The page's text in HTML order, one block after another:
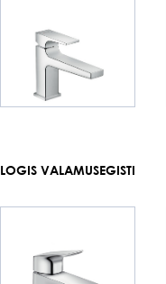
LOGIS VALAMUSEGISTI